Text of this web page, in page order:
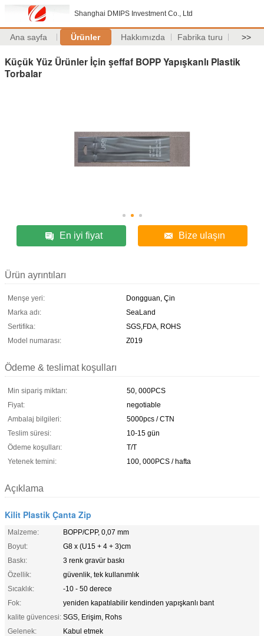
Shanghai DMIPS Investment Co., Ltd
Ana sayfa Ürünler Hakkımızda Fabrika turu >>
Küçük Yüz Ürünler İçin şeffaf BOPP Yapışkanlı Plastik
Torbalar
En iyi fiyat Bize ulaşın
Ürün ayrıntıları
Menşe yeri:
Dongguan, Çin
Marka adı:
SeaLand
Sertifika:
SGS,FDA, ROHS
Model numarası:
Z019
Ödeme & teslimat koşulları
Min sipariş miktarı:
50, 000PCS
Fiyat:
negotiable
Ambalaj bilgileri:
5000pcs / CTN
Teslim süresi:
10-15 gün
Ödeme koşulları:
T/T
Yetenek temini:
100, 000PCS / hafta
Açıklama
Kilit Plastik Çanta Zip
Malzeme:
BOPP/CPP, 0,07 mm
Boyut:
G8 x (U15 + 4 + 3)cm
Baskı:
3 renk gravür baskı
Özellik:
güvenlik, tek kullanımlık
Sıcaklık:
-10 - 50 derece
Fok:
yeniden kapatılabilir kendinden yapışkanlı bant
kalite güvencesi: SGS, Erişim, Rohs
Gelenek:
Kabul etmek